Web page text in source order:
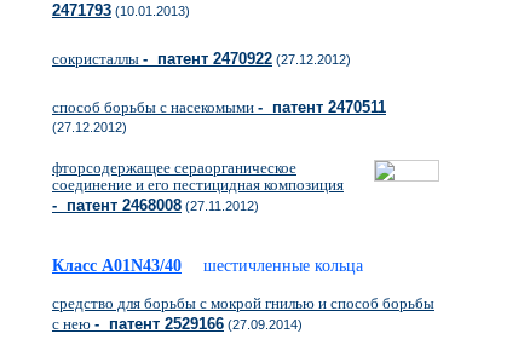
2471793 (10.01.2013)
сокристаллы - патент 2470922 (27.12.2012)
способ борьбы с насекомыми - патент 2470511
(27.12.2012)
фторсодержащее сераорганическое
соединение и его пестицидная композиция
- патент 2468008 (27.11.2012)
Класс A01N43/40 шестичленные кольца
средство для борьбы с мокрой гнилью и способ борьбы
с нею - патент 2529166 (27.09.2014)